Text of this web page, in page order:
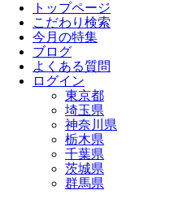
トップページ
こだわり検索
今月の特集
ブログ
よくある質問
ログイン
東京都
埼玉県
神奈川県
栃木県
千葉県
茨城県
群馬県